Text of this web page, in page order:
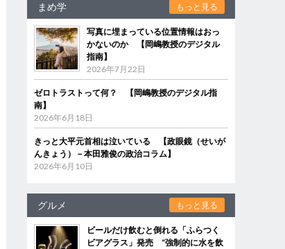
まめ学 もっと見る
写真に埋まっている位置情報はおっ
かないのか 【岡嶋教授のデジタル
指南】
2026年7月22日
ゼロトラストって何？ 【岡嶋教授のデジタル指
南】
2026年6月18日
きっと大平元首相は泣いている 【政眼鏡（せいが
んきょう）－本田雅俊の政治コラム】
2026年6月10日
グルメ もっと見る
ビールだけ飲むと倒れる「ふらつく
ビアグラス」発売 “強制的に水を飲